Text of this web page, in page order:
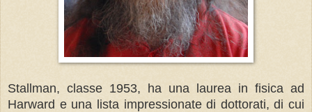
Stallman, classe 1953, ha una laurea in fisica ad
Harward e una lista impressionate di dottorati, di cui